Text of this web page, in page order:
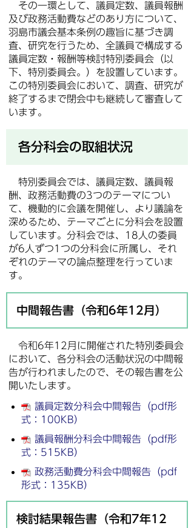
その一環として、議員定数、議員報酬
及び政務活動費などのあり方について、
羽島市議会基本条例の趣旨に基づき調
査、研究を行うため、全議員で構成する
議員定数・報酬等検討特別委員会（以
下、特別委員会。）を設置しています。
この特別委員会において、調査、研究が
終了するまで閉会中も継続して審査して
います。
各分科会の取組状況
特別委員会では、議員定数、議員報
酬、政務活動費の3つのテーマについ
て、機動的に会議を開催し、より議論を
深めるため、テーマごとに分科会を設置
しています。分科会では、18人の委員
が6人ずつ1つの分科会に所属し、それ
ぞれのテーマの論点整理を行っていま
す。
中間報告書（令和6年12月）
令和6年12月に開催された特別委員会
において、各分科会の活動状況の中間報
告が行われましたので、その報告書を公
開いたします。
議員定数分科会中間報告（pdf形
式：100KB）
議員報酬分科会中間報告（pdf形
式：515KB）
政務活動費分科会中間報告（pdf
形式：135KB）
検討結果報告書（令和7年12